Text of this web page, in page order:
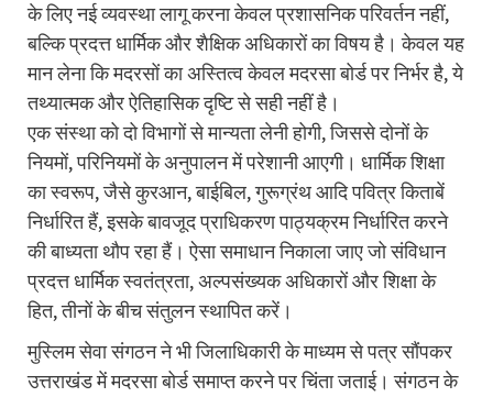
के लिए नई व्यवस्था लागू करना केवल प्रशासनिक परिवर्तन नहीं,
बल्कि प्रदत्त धार्मिक और शैक्षिक अधिकारों का विषय है। केवल यह
मान लेना कि मदरसों का अस्तित्व केवल मदरसा बोर्ड पर निर्भर है, ये
तथ्यात्मक और ऐतिहासिक दृष्टि से सही नहीं है।
एक संस्था को दो विभागों से मान्यता लेनी होगी, जिससे दोनों के
नियमों, परिनियमों के अनुपालन में परेशानी आएगी। धार्मिक शिक्षा
का स्वरूप, जैसे कुरआन, बाईबिल, गुरूग्रंथ आदि पवित्र किताबें
निर्धारित हैं, इसके बावजूद प्राधिकरण पाठ्यक्रम निर्धारित करने
की बाध्यता थौप रहा हैं। ऐसा समाधान निकाला जाए जो संविधान
प्रदत्त धार्मिक स्वतंत्रता, अल्पसंख्यक अधिकारों और शिक्षा के
हित, तीनों के बीच संतुलन स्थापित करें।
मुस्लिम सेवा संगठन ने भी जिलाधिकारी के माध्यम से पत्र सौंपकर
उत्तराखंड में मदरसा बोर्ड समाप्त करने पर चिंता जताई। संगठन के